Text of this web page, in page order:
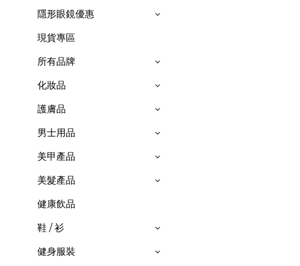
隱形眼鏡優惠
現貨專區
所有品牌
化妝品
護膚品
男士用品
美甲產品
美髮產品
健康飲品
鞋 / 衫
健身服裝